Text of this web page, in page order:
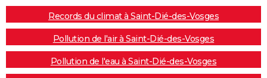
Records du climat à Saint-Dié-des-Vosges
Pollution de l'air à Saint-Dié-des-Vosges
Pollution de l'eau à Saint-Dié-des-Vosges